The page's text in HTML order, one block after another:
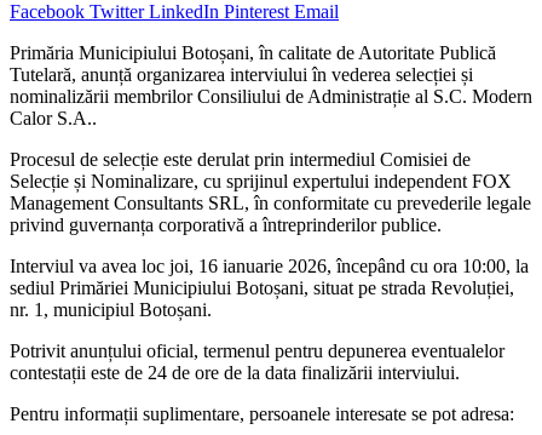
Facebook Twitter LinkedIn Pinterest Email
Primăria Municipiului Botoșani, în calitate de Autoritate Publică
Tutelară, anunță organizarea interviului în vederea selecției și
nominalizării membrilor Consiliului de Administrație al S.C. Modern
Calor S.A..
Procesul de selecție este derulat prin intermediul Comisiei de
Selecție și Nominalizare, cu sprijinul expertului independent FOX
Management Consultants SRL, în conformitate cu prevederile legale
privind guvernanța corporativă a întreprinderilor publice.
Interviul va avea loc joi, 16 ianuarie 2026, începând cu ora 10:00, la
sediul Primăriei Municipiului Botoșani, situat pe strada Revoluției,
nr. 1, municipiul Botoșani.
Potrivit anunțului oficial, termenul pentru depunerea eventualelor
contestații este de 24 de ore de la data finalizării interviului.
Pentru informații suplimentare, persoanele interesate se pot adresa: